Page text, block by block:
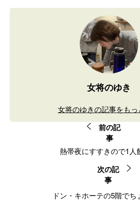
女将のゆき
女将のゆきの記事をもっ
前の記
事
熱帯夜にすすきので1人
次の記
事
ドン・キホーテの5階でち